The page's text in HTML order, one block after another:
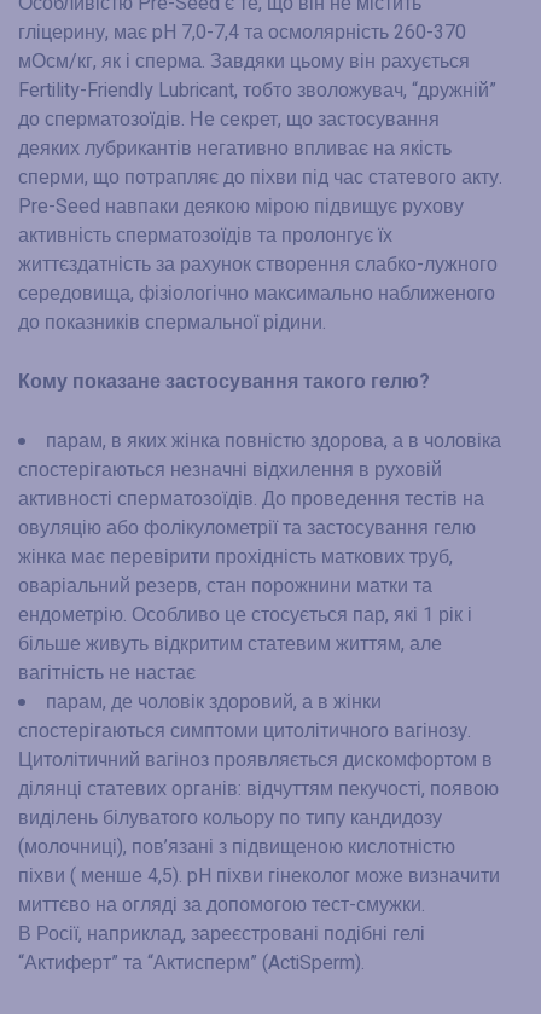
гліцерину, має pH 7,0-7,4 та осмолярність 260-370
мОсм/кг, як і сперма. Завдяки цьому він рахується
Fertility-Friendly Lubricant, тобто зволожувач, “дружній”
до сперматозоїдів. Не секрет, що застосування
деяких лубрикантів негативно впливає на якість
сперми, що потрапляє до піхви під час статевого акту.
Pre-Seed навпаки деякою мірою підвищує рухову
активність сперматозоїдів та пролонгує їх
життєздатність за рахунок створення слабко-лужного
середовища, фізіологічно максимально наближеного
до показників спермальної рідини.
Кому показане застосування такого гелю?
парам, в яких жінка повністю здорова, а в чоловіка
спостерігаються незначні відхилення в руховій
активності сперматозоїдів. До проведення тестів на
овуляцію або фолікулометрії та застосування гелю
жінка має перевірити прохідність маткових труб,
оваріальний резерв, стан порожнини матки та
ендометрію. Особливо це стосується пар, які 1 рік і
більше живуть відкритим статевим життям, але
вагітність не настає
парам, де чоловік здоровий, а в жінки
спостерігаються симптоми цитолітичного вагінозу.
Цитолітичний вагіноз проявляється дискомфортом в
ділянці статевих органів: відчуттям пекучості, появою
виділень білуватого кольору по типу кандидозу
(молочниці), пов’язані з підвищеною кислотністю
піхви ( менше 4,5). pH піхви гінеколог може визначити
миттєво на огляді за допомогою тест-смужки.
В Росії, наприклад, зареєстровані подібні гелі
“Актиферт” та “Актисперм” (ActiSperm).